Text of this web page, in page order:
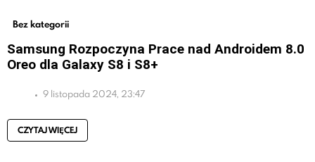
Bez kategorii
Samsung Rozpoczyna Prace nad Androidem 8.0
Oreo dla Galaxy S8 i S8+
9 listopada 2024, 23:47
CZYTAJ WIĘCEJ